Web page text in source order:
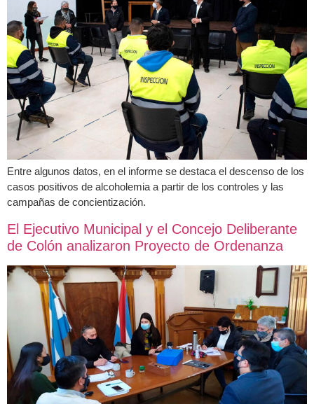
Entre algunos datos, en el informe se destaca el descenso de los
casos positivos de alcoholemia a partir de los controles y las
campañas de concientización.
El Ejecutivo Municipal y el Concejo Deliberante
de Colón analizaron Proyecto de Ordenanza